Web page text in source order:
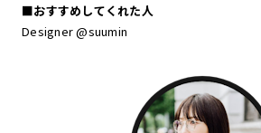
■おすすめしてくれた人
Designer @suumin